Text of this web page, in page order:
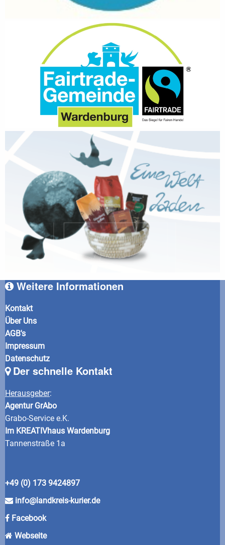
Weitere Informationen
Kontakt
Über Uns
AGB's
Impressum
Datenschutz
Der schnelle Kontakt
Herausgeber:
Agentur GrAbo
Grabo-Service e.K.
Im KREATIVhaus Wardenburg
Tannenstraße 1a
+49 (0) 173 9424897
info@landkreis-kurier.de
Facebook
Webseite